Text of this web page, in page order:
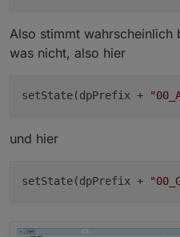
Also stimmt wahrscheinlich
was nicht, also hier
setState(dpPrefix +
und hier
setState(dpPrefix +